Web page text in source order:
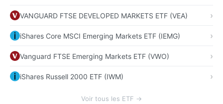
VANGUARD FTSE DEVELOPED MARKETS ETF (VEA)
iShares Core MSCI Emerging Markets ETF (IEMG)
Vanguard FTSE Emerging Markets ETF (VWO)
iShares Russell 2000 ETF (IWM)
Voir tous les ETF →